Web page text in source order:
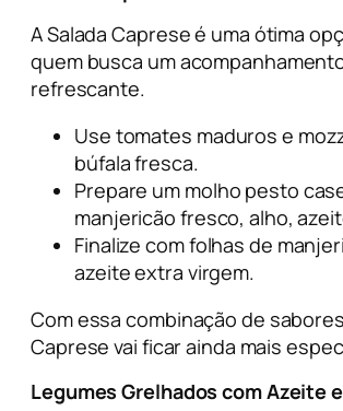
A Salada Caprese é uma ótima
quem busca um
refrescante.
Use tomates maduros e
búfala fresca.
Prepare um molho pesto
manjericão fresco, alho,
Finalize com folhas de
azeite extra virgem.
Com essa combinação de
Caprese vai ficar ainda mais
Legumes Grelhados com Azeite